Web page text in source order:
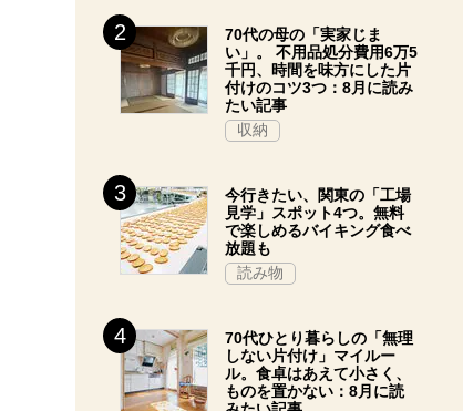
70代の母の「実家じま
い」。 不用品処分費用6万5
千円、時間を味方にした片
付けのコツ3つ：8月に読み
たい記事
収納
今行きたい、関東の「工場
見学」スポット4つ。無料
で楽しめるバイキング食べ
放題も
読み物
70代ひとり暮らしの「無理
しない片付け」マイルー
ル。食卓はあえて小さく、
ものを置かない：8月に読